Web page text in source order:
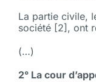
La partie civile,
société [2], ont
(…)
2° La cour